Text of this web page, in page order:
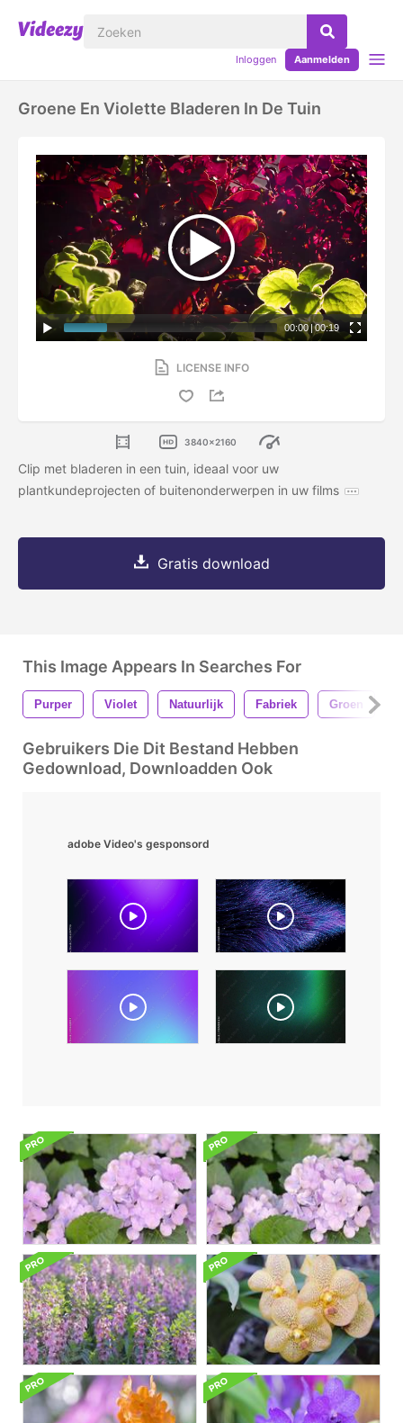
Inloggen Aanmelden
Groene En Violette Bladeren In De Tuin
00:00 | 00:19
LICENSE INFO
3840x2160
Clip met bladeren in een tuin, ideaal voor uw
plantkundeprojecten of buitenonderwerpen in uw films
Gratis download
This Image Appears In Searches For
Purper Violet Natuurlijk Fabriek Groen
Gebruikers Die Dit Bestand Hebben
Gedownload, Downloadden Ook
adobe Video's gesponsord